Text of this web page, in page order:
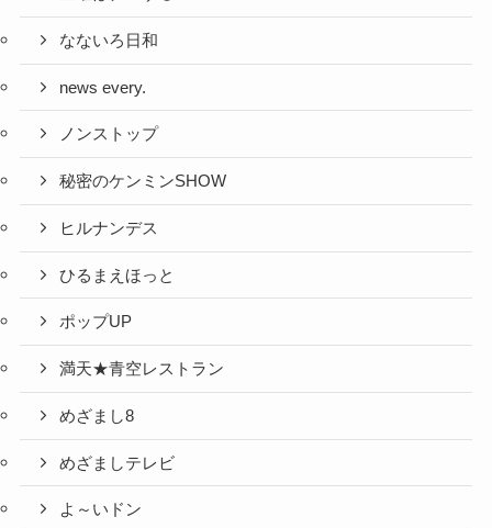
なないろ日和
news every.
ノンストップ
秘密のケンミンSHOW
ヒルナンデス
ひるまえほっと
ポップUP
満天★青空レストラン
めざまし8
めざましテレビ
よ～いドン